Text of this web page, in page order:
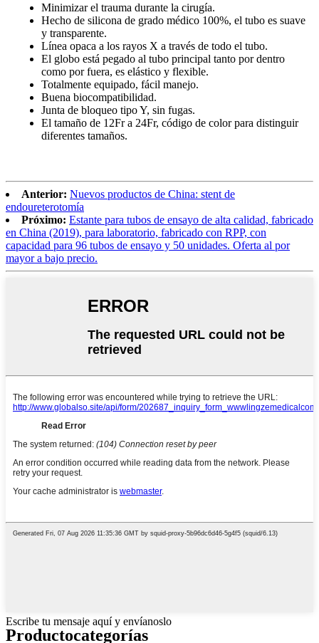
Minimizar el trauma durante la cirugía.
Hecho de silicona de grado médico 100%, el tubo es suave
y transparente.
Línea opaca a los rayos X a través de todo el tubo.
El globo está pegado al tubo principal tanto por dentro
como por fuera, es elástico y flexible.
Totalmente equipado, fácil manejo.
Buena biocompatibilidad.
Junta de bloqueo tipo Y, sin fugas.
El tamaño de 12Fr a 24Fr, código de color para distinguir
diferentes tamaños.
Anterior: Nuevos productos de China: stent de
endoureterotomía
Próximo: Estante para tubos de ensayo de alta calidad, fabricado
en China (2019), para laboratorio, fabricado con RPP, con
capacidad para 96 tubos de ensayo y 50 unidades. Oferta al por
mayor a bajo precio.
Escribe tu mensaje aquí y envíanoslo
Productocategorías